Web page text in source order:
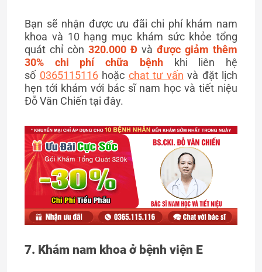
Bạn sẽ nhận được ưu đãi chi phí khám nam
khoa và 10 hạng mục khám sức khỏe tổng
quát chỉ còn 320.000 Đ và được giảm thêm
30% chi phí chữa bệnh
khi liên hệ
số 0365115116 hoặc chat tư vấn và đặt lịch
hẹn tới khám với bác sĩ nam học và tiết niệu
Đỗ Văn Chiến tại đây.
7. Khám nam khoa ở bệnh viện E